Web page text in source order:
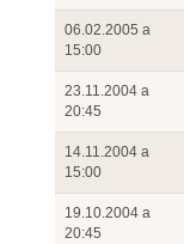
06.02.2005 a
15:00
23.11.2004 a
20:45
14.11.2004 a
15:00
19.10.2004 a
20:45